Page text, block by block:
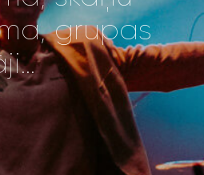
grupas